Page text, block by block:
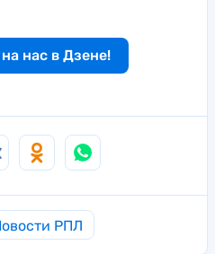
нас в Дзене!
РПЛ